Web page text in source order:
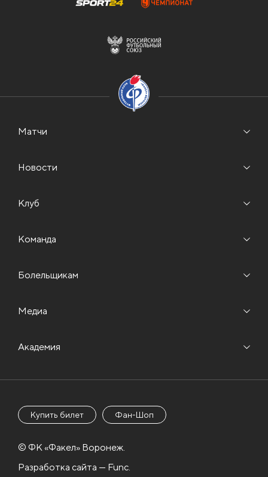
Матчи
Новости
Клуб
Команда
Болельщикам
Медиа
Академия
Купить билет Фан-Шоп
© ФК «Факел» Воронеж.
Разработка сайта — Func.